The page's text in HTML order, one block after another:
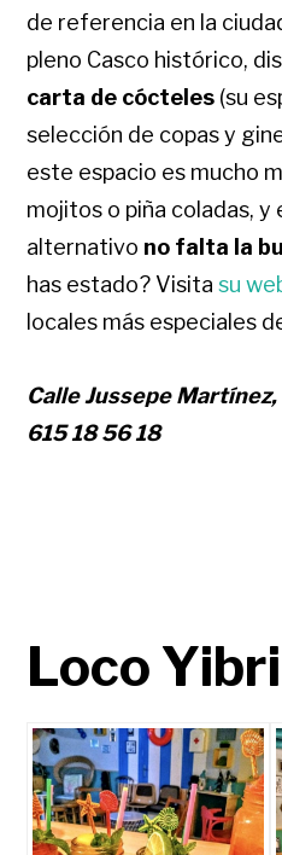
de referencia en la
pleno Casco histórico,
carta de cócteles (su
selección de copas y
este espacio es mucho
mojitos o piña coladas, y
alternativo no falta la
has estado? Visita su
locales más especiales
Calle Jussepe Martínez,
615 18 56 18
Loco